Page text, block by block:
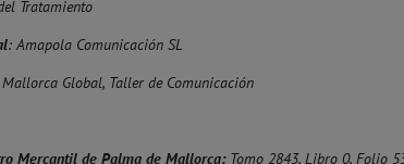
Tratamiento
: Amapola Comunicación SL
Global, Taller de Comunicación
Mercantil de Palma de Mallorca: Tomo 2843, Libro 0, Folio